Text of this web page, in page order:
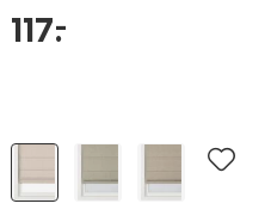
117.
–